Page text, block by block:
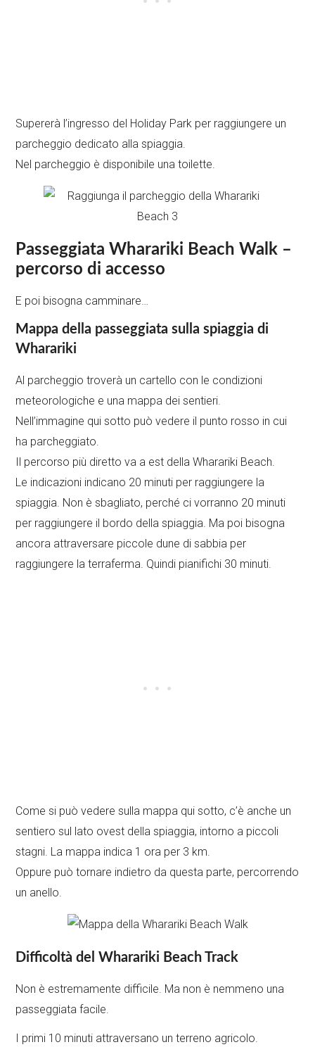
Supererà l’ingresso del Holiday Park per raggiungere un
parcheggio dedicato alla spiaggia.
Nel parcheggio è disponibile una toilette.
Passeggiata Wharariki Beach Walk –
percorso di accesso
E poi bisogna camminare…
Mappa della passeggiata sulla spiaggia di
Wharariki
Al parcheggio troverà un cartello con le condizioni
meteorologiche e una mappa dei sentieri.
Nell’immagine qui sotto può vedere il punto rosso in cui
ha parcheggiato.
Il percorso più diretto va a est della Wharariki Beach.
Le indicazioni indicano 20 minuti per raggiungere la
spiaggia. Non è sbagliato, perché ci vorranno 20 minuti
per raggiungere il bordo della spiaggia. Ma poi bisogna
ancora attraversare piccole dune di sabbia per
raggiungere la terraferma. Quindi pianifichi 30 minuti.
Come si può vedere sulla mappa qui sotto, c’è anche un
sentiero sul lato ovest della spiaggia, intorno a piccoli
stagni. La mappa indica 1 ora per 3 km.
Oppure può tornare indietro da questa parte, percorrendo
un anello.
Difficoltà del Wharariki Beach Track
Non è estremamente difficile. Ma non è nemmeno una
passeggiata facile.
I primi 10 minuti attraversano un terreno agricolo.